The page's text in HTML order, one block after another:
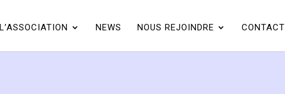
L’ASSOCIATION NEWS NOUS REJOINDRE CONTACT